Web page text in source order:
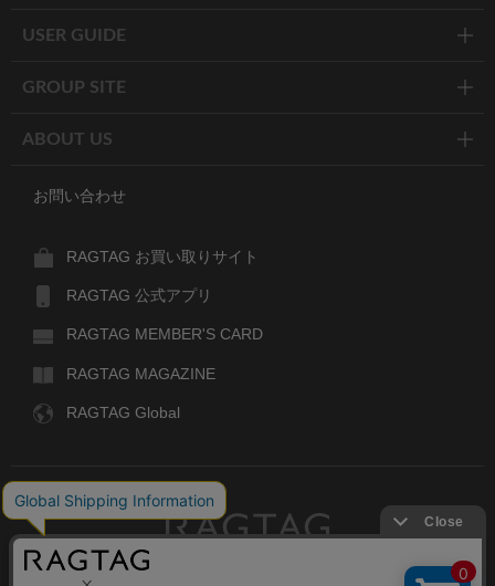
USER GUIDE
GROUP SITE
ABOUT US
お問い合わせ
RAGTAG お買い取りサイト
RAGTAG 公式アプリ
RAGTAG MEMBER'S CARD
RAGTAG MAGAZINE
RAGTAG Global
デザイナーズブランドのユーズド・セレクトショップ